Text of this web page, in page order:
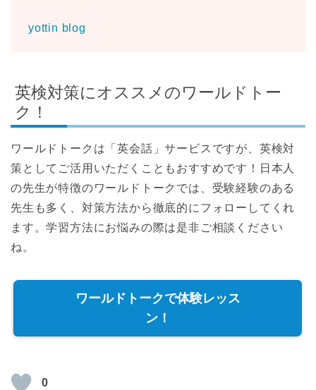
yottin blog
英検対策にオススメのワールドトー
ク！
ワールドトークは「英会話」サービスですが、英検対
策としてご活用いただくこともおすすめです！日本人
の先生が特徴のワールドトークでは、受験経験のある
先生も多く、対策方法から徹底的にフォローしてくれ
ます。学習方法にお悩みの際は是非ご相談ください
ね。
ワールドトークで体験レッス
ン！
0